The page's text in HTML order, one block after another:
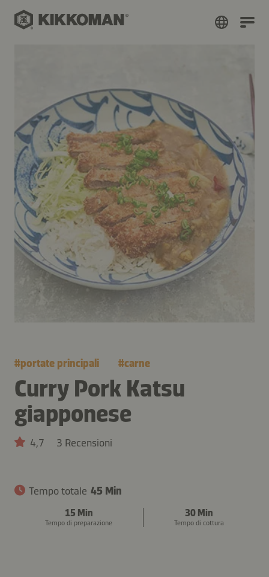
#portate principali #carne
Curry Pork Katsu
giapponese
4,7 3 Recensioni
Tempo totale 45 Min
15 Min
Tempo di preparazione
30 Min
Tempo di cottura